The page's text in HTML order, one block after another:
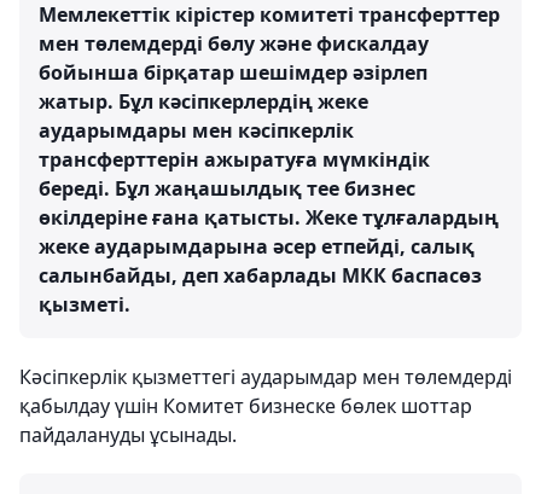
Мемлекеттік кірістер комитеті трансферттер
мен төлемдерді бөлу және фискалдау
бойынша бірқатар шешімдер әзірлеп
жатыр. Бұл кәсіпкерлердің жеке
аударымдары мен кәсіпкерлік
трансферттерін ажыратуға мүмкіндік
береді. Бұл жаңашылдық тее бизнес
өкілдеріне ғана қатысты. Жеке тұлғалардың
жеке аударымдарына әсер етпейді, салық
салынбайды, деп хабарлады МКК баспасөз
қызметі.
Кәсіпкерлік қызметтегі аударымдар мен төлемдерді
қабылдау үшін Комитет бизнеске бөлек шоттар
пайдалануды ұсынады.